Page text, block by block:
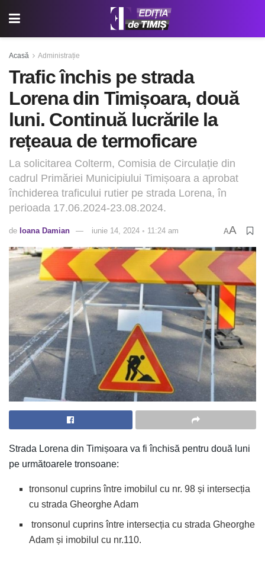
Acasă Administrație
Trafic închis pe strada
Lorena din Timișoara, două
luni. Continuă lucrările la
rețeaua de termoficare
La solicitarea Colterm, Comisia de Circulație din
cadrul Primăriei Municipiului Timișoara a aprobat
închiderea traficului rutier pe strada Lorena, în
perioada 17.06.2024-23.08.2024.
de Ioana Damian iunie 14, 2024 ◦ 11:24 am AA
Strada Lorena din Timișoara va fi închisă pentru două luni
pe următoarele tronsoane:
tronsonul cuprins între imobilul cu nr. 98 și intersecția
cu strada Gheorghe Adam
tronsonul cuprins între intersecția cu strada Gheorghe
Adam și imobilul cu nr.110.